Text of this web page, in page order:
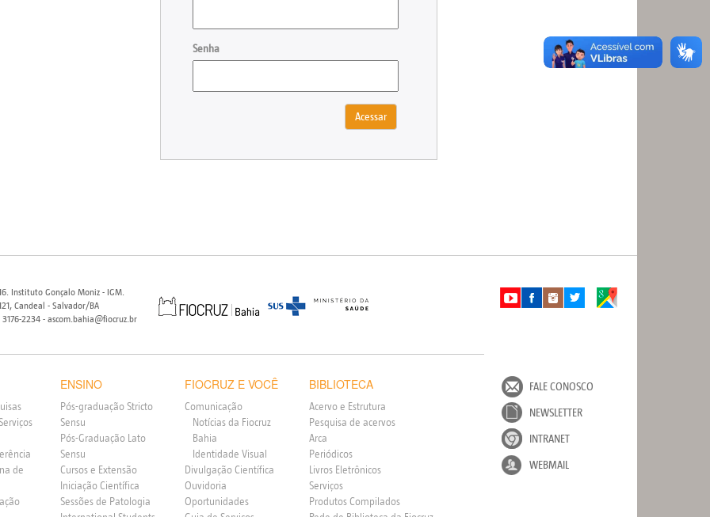
Senha
Instituto Gonçalo Moniz - IGM.
Candeal - Salvador/BA
3176-2234 - ascom.bahia@fiocruz.br
de
ENSINO
Pós-graduação Stricto
Sensu
Pós-Graduação Lato
Sensu
Cursos e Extensão
Iniciação Científica
Sessões de Patologia
FIOCRUZ E VOCÊ
Comunicação
Notícias da Fiocruz
Bahia
Identidade Visual
Divulgação Científica
Ouvidoria
Oportunidades
BIBLIOTECA
Acervo e Estrutura
Pesquisa de acervos
Arca
Periódicos
Livros Eletrônicos
Serviços
Produtos Compilados
FALE CONOSCO
NEWSLETTER
INTRANET
WEBMAIL